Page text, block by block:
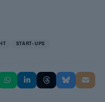
START-UPS